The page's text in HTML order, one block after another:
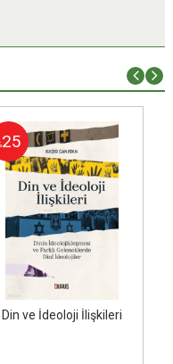
25
Din ve İdeoloji İlişkileri